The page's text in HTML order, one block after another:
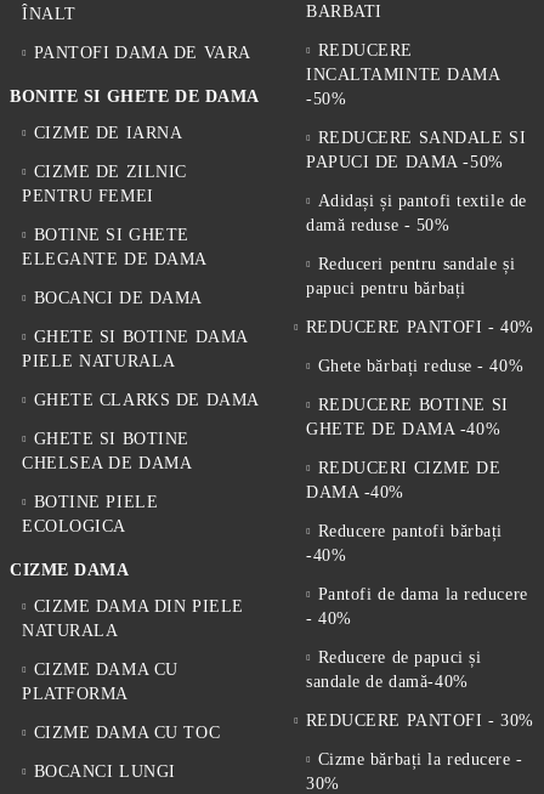
ÎNALT
PANTOFI DAMA DE VARA
BONITE SI GHETE DE DAMA
CIZME DE IARNA
CIZME DE ZILNIC
PENTRU FEMEI
BOTINE SI GHETE
ELEGANTE DE DAMA
BOCANCI DE DAMA
GHETE SI BOTINE DAMA
PIELE NATURALA
GHETE CLARKS DE DAMA
GHETE SI BOTINE
CHELSEA DE DAMA
BOTINE PIELE
ECOLOGICA
CIZME DAMA
CIZME DAMA DIN PIELE
NATURALA
CIZME DAMA CU
PLATFORMA
CIZME DAMA CU TOC
BOCANCI LUNGI
BARBATI
REDUCERE
INCALTAMINTE DAMA
-50%
REDUCERE SANDALE SI
PAPUCI DE DAMA -50%
Adidași și pantofi textile de
damă reduse - 50%
Reduceri pentru sandale și
papuci pentru bărbați
REDUCERE PANTOFI - 40%
Ghete bărbați reduse - 40%
REDUCERE BOTINE SI
GHETE DE DAMA -40%
REDUCERI CIZME DE
DAMA -40%
Reducere pantofi bărbați
-40%
Pantofi de dama la reducere
- 40%
Reducere de papuci și
sandale de damă-40%
REDUCERE PANTOFI - 30%
Cizme bărbați la reducere -
30%